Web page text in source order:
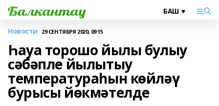
Новости 29 СЕНТЯБРЯ 2020, 09:15
Һауа торошо йылы булыу
сәбәпле йылытыу
температураһын көйләү
бурысы йөкмәтелде